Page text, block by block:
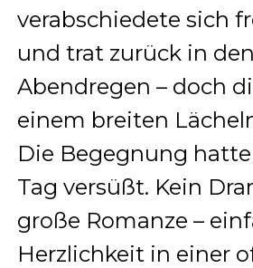
verabschiedete sich
und trat zurück in
Abendregen – doch
einem breiten
Die Begegnung
Tag versüßt. Kein
große Romanze –
Herzlichkeit in einer